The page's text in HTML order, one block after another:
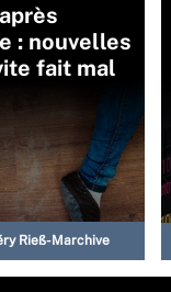
: nouvelles
fait mal
Rieß-Marchive